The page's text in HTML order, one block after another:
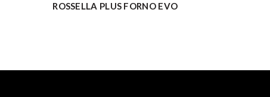
ACQUISTO VELOCE
ROSSELLA PLUS FORNO EVO